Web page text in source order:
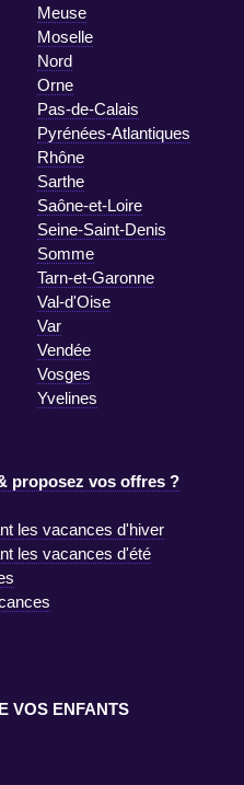
Meuse
Moselle
Nord
Orne
Pas-de-Calais
Pyrénées-Atlantiques
Rhône
Sarthe
Saône-et-Loire
Seine-Saint-Denis
Somme
Tarn-et-Garonne
Val-d'Oise
Var
Vendée
Vosges
Yvelines
proposez vos offres ?
les vacances d'hiver
les vacances d'été
VOS ENFANTS